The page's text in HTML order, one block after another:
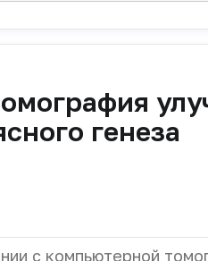
генеза
с компьютерной